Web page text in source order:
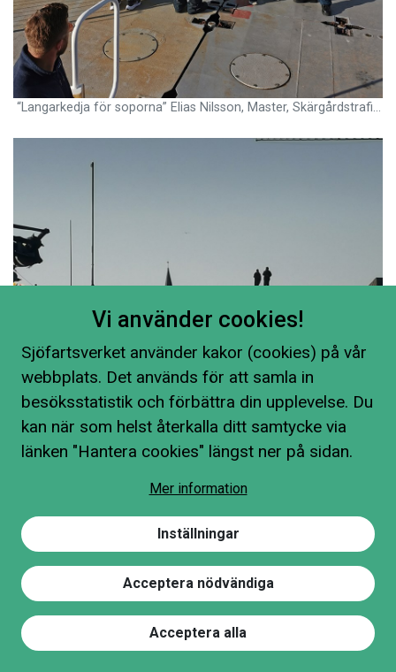
Hitta på sidan
“Langarkedja för soporna” Elias Nilsson, Master, Skärgårdstrafiken
”USS Kearsarge på Strömmen” Elias Nilsson, Master, Skärgårdstrafiken
Vi använder cookies!
Sjöfartsverket använder kakor (cookies) på vår
webbplats. Det används för att samla in
besöksstatistik och förbättra din upplevelse. Du
kan när som helst återkalla ditt samtycke via
länken "Hantera cookies" längst ner på sidan.
Mer information
Inställningar
Acceptera nödvändiga
Acceptera alla